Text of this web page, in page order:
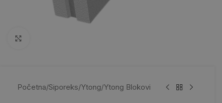
Početna/Siporeks/Ytong/Ytong Blokovi